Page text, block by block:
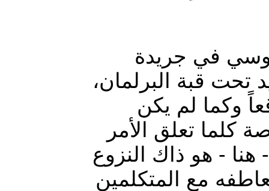
في جريدة
تحت قبة البرلمان،
وكما لم يكن
كلما تعلق الأمر
هنا - هو ذاك النزوع
مع المتكلمين